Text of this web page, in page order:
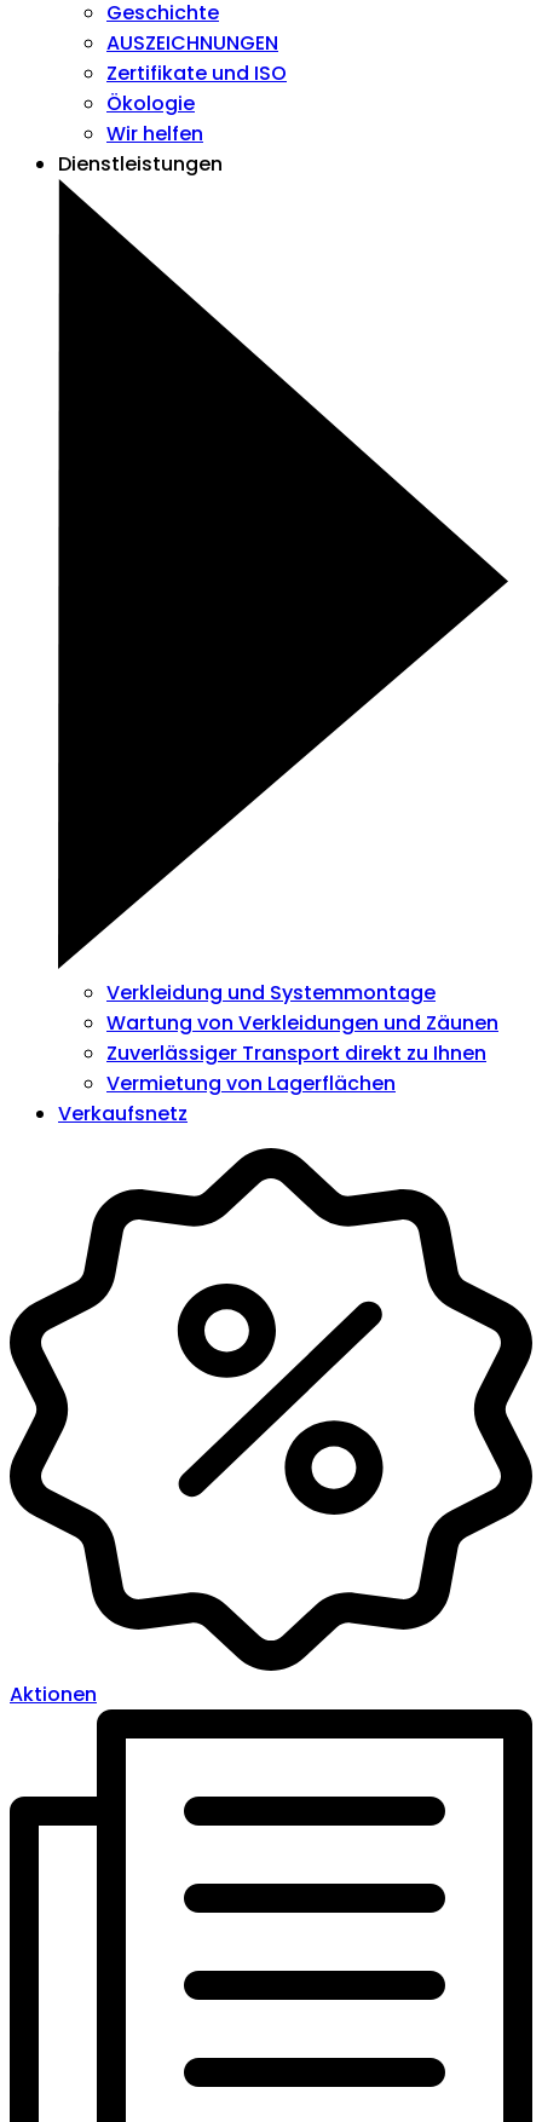
Geschichte
AUSZEICHNUNGEN
Zertifikate und ISO
Ökologie
Wir helfen
Dienstleistungen
Verkleidung und Systemmontage
Wartung von Verkleidungen und Zäunen
Zuverlässiger Transport direkt zu Ihnen
Vermietung von Lagerflächen
Verkaufsnetz
Aktionen